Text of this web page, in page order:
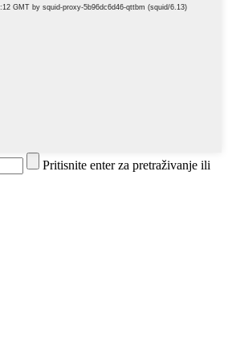
Pritisnite enter za pretraživanje ili